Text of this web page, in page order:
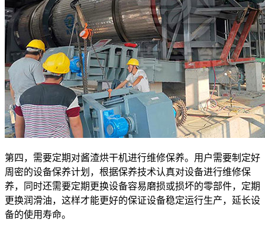
第四，需要定期对酱渣烘干机进行维修保养。用户需要制定好
周密的设备保养计划，根据保养技术认真对设备进行维修保
养，同时还需要定期更换设备容易磨损或损坏的零部件，定期
更换润滑油，这样才能更好的保证设备稳定运行生产，延长设
备的使用寿命。